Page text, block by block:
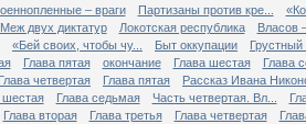
– враги Партизаны против кре...
Меж двух диктатур Локотская республика
Власов
«Бей своих, чтобы чу... Быт оккупации
Грустный
Глава пятая окончание Глава шестая
Глава
Глава четвертая Глава пятая
Рассказ Ивана
шестая Глава седьмая Часть четвертая. Вл...
Глава вторая Глава третья Глава четвертая